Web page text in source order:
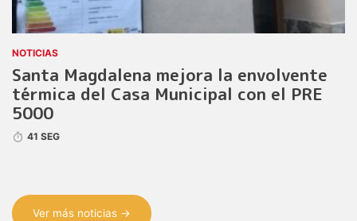
NOTICIAS
Santa Magdalena mejora la envolvente
térmica del Casa Municipal con el PRE
5000
41 SEG
Ver más noticias →